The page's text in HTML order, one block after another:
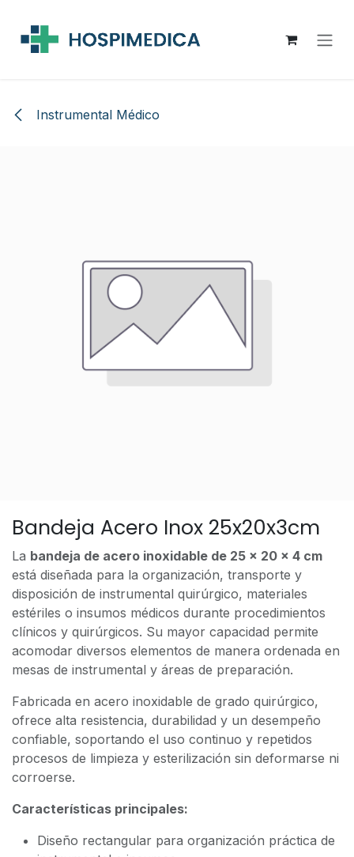
Instrumental Médico
Bandeja Acero Inox 25x20x3cm
La bandeja de acero inoxidable de 25 x 20 x 4 cm
está diseñada para la organización, transporte y
disposición de instrumental quirúrgico, materiales
estériles o insumos médicos durante procedimientos
clínicos y quirúrgicos. Su mayor capacidad permite
acomodar diversos elementos de manera ordenada en
mesas de instrumental y áreas de preparación.
Fabricada en acero inoxidable de grado quirúrgico,
ofrece alta resistencia, durabilidad y un desempeño
confiable, soportando el uso continuo y repetidos
procesos de limpieza y esterilización sin deformarse ni
corroerse.
Características principales:
Diseño rectangular para organización práctica de